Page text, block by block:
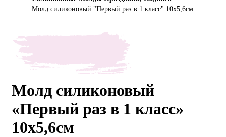
Мастер-
классы
Молд силиконовый "Первый раз в 1 класс" 10х5,6см
Молд силиконовый
«Первый раз в 1 класс»
10х5,6см